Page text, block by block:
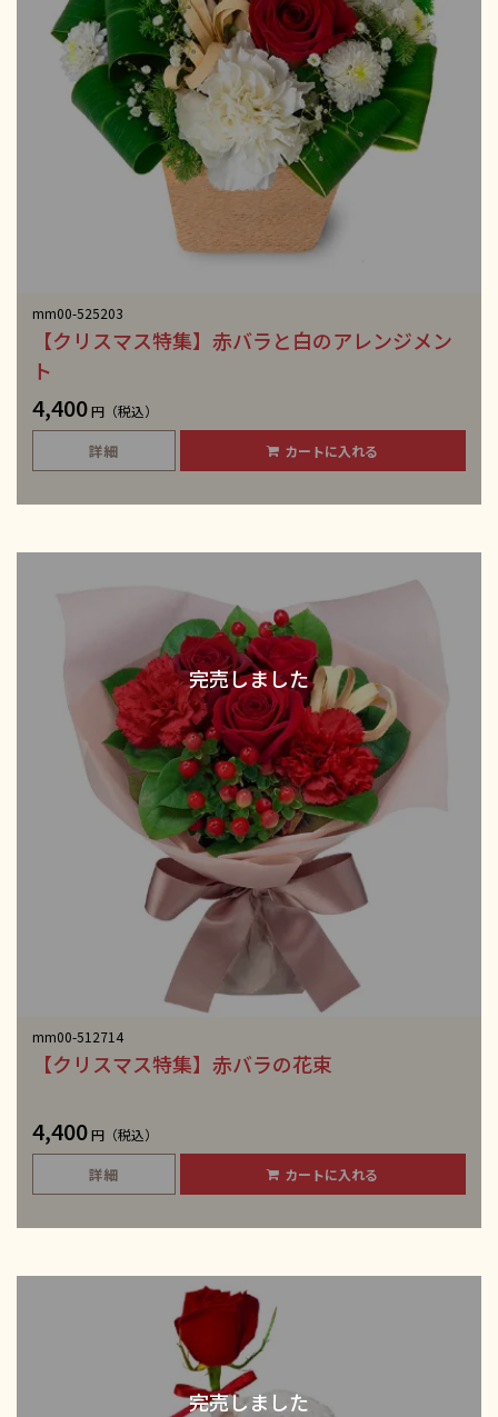
mm00-525203
【クリスマス特集】赤バラと白のアレンジメン
ト
4,400円（税込）
詳細 カートに入れる
mm00-512714
【クリスマス特集】赤バラの花束
4,400円（税込）
詳細 カートに入れる